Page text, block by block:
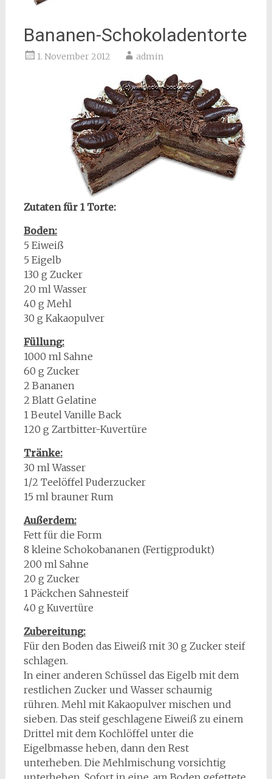
Bananen-Schokoladentorte
1. November 2012 admin
Zutaten für 1 Torte:
Boden:
5 Eiweiß
5 Eigelb
130 g Zucker
20 ml Wasser
40 g Mehl
30 g Kakaopulver
Füllung:
1000 ml Sahne
60 g Zucker
2 Bananen
2 Blatt Gelatine
1 Beutel Vanille Back
120 g Zartbitter-Kuvertüre
Tränke:
30 ml Wasser
1/2 Teelöffel Puderzucker
15 ml brauner Rum
Außerdem:
Fett für die Form
8 kleine Schokobananen (Fertigprodukt)
200 ml Sahne
20 g Zucker
1 Päckchen Sahnesteif
40 g Kuvertüre
Zubereitung:
Für den Boden das Eiweiß mit 30 g Zucker steif
schlagen.
In einer anderen Schüssel das Eigelb mit dem
restlichen Zucker und Wasser schaumig
rühren. Mehl mit Kakaopulver mischen und
sieben. Das steif geschlagene Eiweiß zu einem
Drittel mit dem Kochlöffel unter die
Eigelbmasse heben, dann den Rest
unterheben. Die Mehlmischung vorsichtig